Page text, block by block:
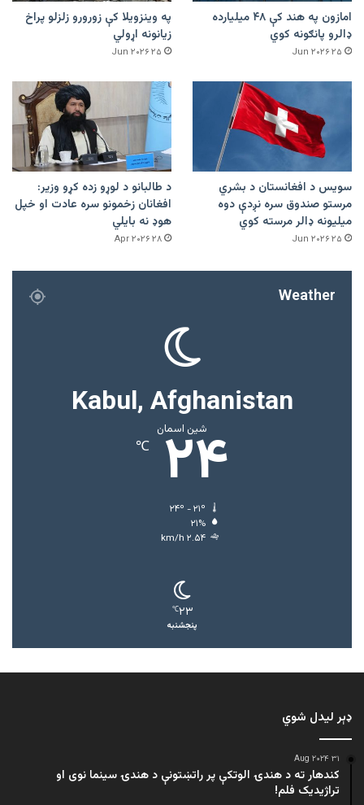
امازون په هند کې ۴۸ میلیارده
ډالرو پانګونه کوي
۲۵ Jun ۲۰۲۶
په وینزویلا کې زورورو زلزلو پراخ
زیانونه اړولي
۲۵ Jun ۲۰۲۶
سویس د افغانستان د بشري
مرستو صندوق سره نږدې دوه
میلیونه ډالر مرسته کوي
۲۵ Jun ۲۰۲۶
د طالبانو د لوړو زده کړو وزیر:
افغانان زخمونو سره عادت او خپل
هوډ نه بایلي
۲۸ Apr ۲۰۲۶
Weather
Kabul, Afghanistan
شین اسمان
۲۴ ℃
۲۱%
۲.۵۴ km/h
۲۳℃
پنجشنبه
ډېر لیدل شوي
۳۱ Aug ۲۰۲۴
کندهار ته د هندۍ الوتکې پر راتښتونې د هندۍ سینما نوی او
تراژيديک فلم!